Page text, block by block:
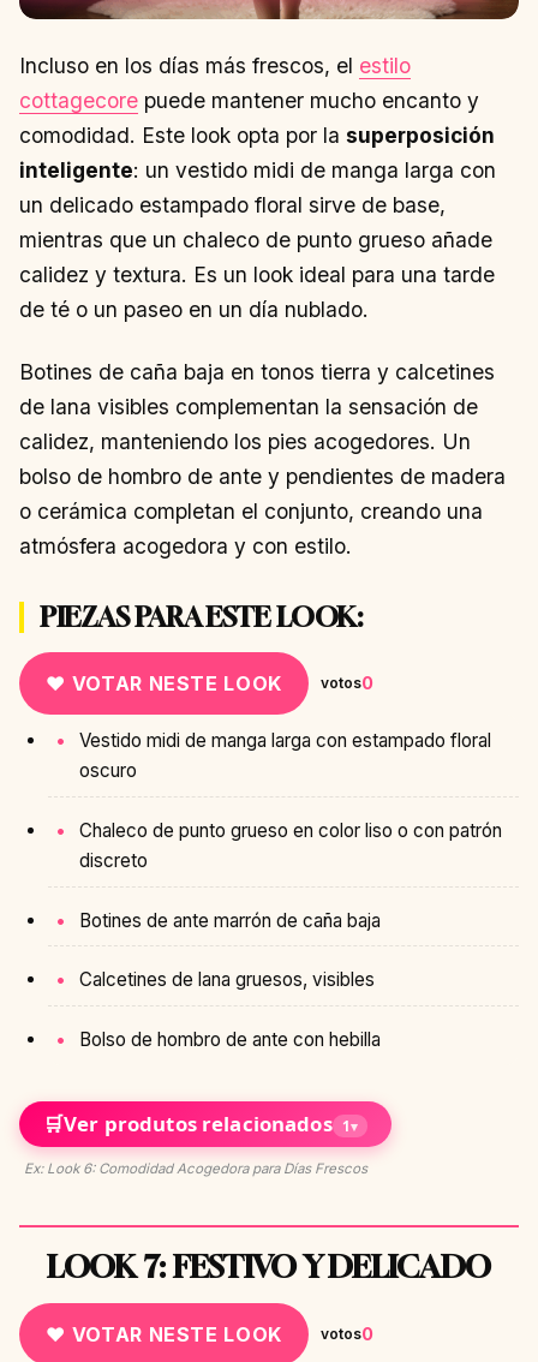
Incluso en los días más frescos, el estilo
cottagecore puede mantener mucho encanto y
comodidad. Este look opta por la superposición
inteligente: un vestido midi de manga larga con
un delicado estampado floral sirve de base,
mientras que un chaleco de punto grueso añade
calidez y textura. Es un look ideal para una tarde
de té o un paseo en un día nublado.
Botines de caña baja en tonos tierra y calcetines
de lana visibles complementan la sensación de
calidez, manteniendo los pies acogedores. Un
bolso de hombro de ante y pendientes de madera
o cerámica completan el conjunto, creando una
atmósfera acogedora y con estilo.
PIEZAS PARA ESTE LOOK:
♥ VOTAR NESTE LOOK votos0
Vestido midi de manga larga con estampado floral
oscuro
Chaleco de punto grueso en color liso o con patrón
discreto
Botines de ante marrón de caña baja
Calcetines de lana gruesos, visibles
Bolso de hombro de ante con hebilla
🛒Ver produtos relacionados 1▾
Ex: Look 6: Comodidad Acogedora para Días Frescos
LOOK 7: FESTIVO Y DELICADO
♥ VOTAR NESTE LOOK votos0